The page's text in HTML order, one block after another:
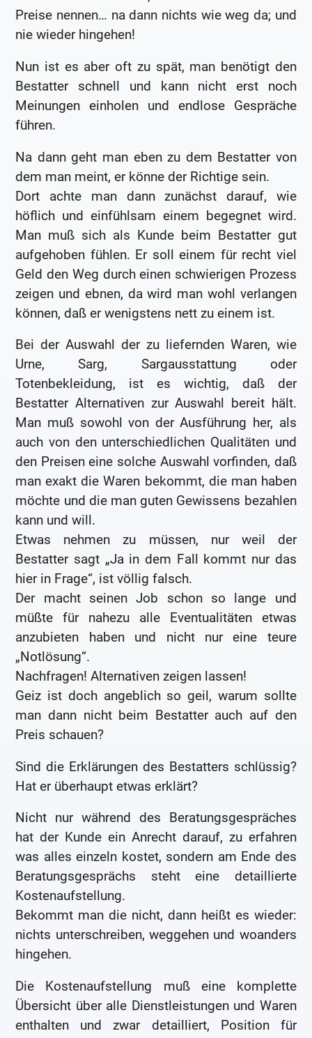
Preise nennen… na dann nichts wie weg da; und
nie wieder hingehen!
Nun ist es aber oft zu spät, man benötigt den
Bestatter schnell und kann nicht erst noch
Meinungen einholen und endlose Gespräche
führen.
Na dann geht man eben zu dem Bestatter von
dem man meint, er könne der Richtige sein.
Dort achte man dann zunächst darauf, wie
höflich und einfühlsam einem begegnet wird.
Man muß sich als Kunde beim Bestatter gut
aufgehoben fühlen. Er soll einem für recht viel
Geld den Weg durch einen schwierigen Prozess
zeigen und ebnen, da wird man wohl verlangen
können, daß er wenigstens nett zu einem ist.
Bei der Auswahl der zu liefernden Waren, wie
Urne, Sarg, Sargausstattung oder
Totenbekleidung, ist es wichtig, daß der
Bestatter Alternativen zur Auswahl bereit hält.
Man muß sowohl von der Ausführung her, als
auch von den unterschiedlichen Qualitäten und
den Preisen eine solche Auswahl vorfinden, daß
man exakt die Waren bekommt, die man haben
möchte und die man guten Gewissens bezahlen
kann und will.
Etwas nehmen zu müssen, nur weil der
Bestatter sagt „Ja in dem Fall kommt nur das
hier in Frage“, ist völlig falsch.
Der macht seinen Job schon so lange und
müßte für nahezu alle Eventualitäten etwas
anzubieten haben und nicht nur eine teure
„Notlösung“.
Nachfragen! Alternativen zeigen lassen!
Geiz ist doch angeblich so geil, warum sollte
man dann nicht beim Bestatter auch auf den
Preis schauen?
Sind die Erklärungen des Bestatters schlüssig?
Hat er überhaupt etwas erklärt?
Nicht nur während des Beratungsgespräches
hat der Kunde ein Anrecht darauf, zu erfahren
was alles einzeln kostet, sondern am Ende des
Beratungsgesprächs steht eine detaillierte
Kostenaufstellung.
Bekommt man die nicht, dann heißt es wieder:
nichts unterschreiben, weggehen und woanders
hingehen.
Die Kostenaufstellung muß eine komplette
Übersicht über alle Dienstleistungen und Waren
enthalten und zwar detailliert, Position für